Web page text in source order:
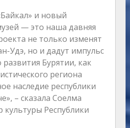
и новый
— это наша давняя
не только изменят
Удэ, но и дадут импульс
Бурятии, как
региона
наследие республики
– сказала Соелма
культуры Республики